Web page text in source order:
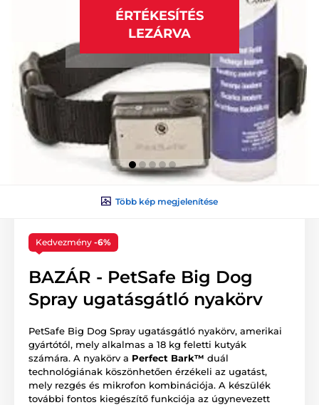
ÉRTÉKESÍTÉS
LEZÁRVA
Több kép megjelenítése
Kedvezmény -6%
BAZÁR - PetSafe Big Dog
Spray ugatásgátló nyakörv
PetSafe Big Dog Spray ugatásgátló nyakörv, amerikai
gyártótól, mely alkalmas a 18 kg feletti kutyák
számára. A nyakörv a Perfect Bark™ duál
technológiának köszönhetően érzékeli az ugatást,
mely rezgés és mikrofon kombinációja. A készülék
további fontos kiegészítő funkciója az úgynevezett